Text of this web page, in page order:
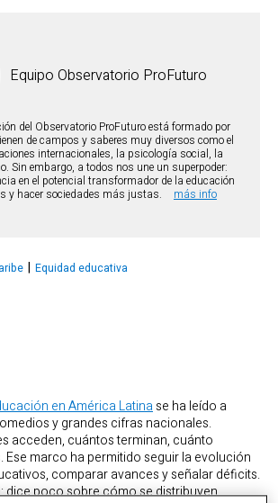
Equipo Observatorio ProFuturo
del Observatorio ProFuturo está formado por
de campos y saberes muy diversos como el
internacionales, la psicología social, la
Sin embargo, a todos nos une un superpoder:
en el potencial transformador de la educación
y hacer sociedades más justas.
más info
Equidad educativa
en América Latina se ha leído a
y grandes cifras nacionales.
acceden, cuántos terminan, cuánto
Ese marco ha permitido seguir la evolución
comparar avances y señalar déficits.
dice poco sobre cómo se distribuyen